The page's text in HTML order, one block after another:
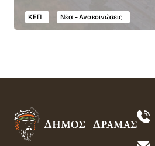
ΚΕΠ Νέα - Ανακοινώσεις